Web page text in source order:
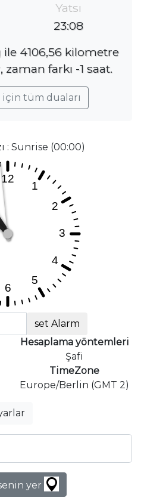
Yatsı
23:08
4106,56 kilometre
farkı -1 saat.
için tüm duaları
: Sunrise (00:00)
set Alarm
Hesaplama yöntemleri
Şafi
TimeZone
Europe/Berlin (GMT 2)
yer